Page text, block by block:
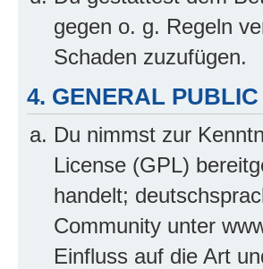
gegen o. g. Regeln
Schaden zuzufügen.
4. GENERAL
Du nimmst zur
License (GPL)
handelt;
Community unter
Einfluss auf die Art